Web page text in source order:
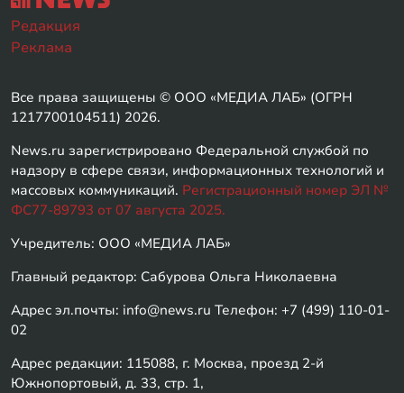
Редакция
Реклама
Все права защищены © ООО «МЕДИА ЛАБ» (ОГРН
1217700104511) 2026.
News.ru зарегистрировано Федеральной службой по
надзору в сфере связи, информационных технологий и
массовых коммуникаций. Регистрационный номер ЭЛ №
ФС77-89793 от 07 августа 2025.
Учредитель: ООО «МЕДИА ЛАБ»
Главный редактор: Сабурова Ольга Николаевна
Адрес эл.почты: info@news.ru Телефон: +7 (499) 110-01-
02
Адрес редакции: 115088, г. Москва, проезд 2-й
Южнопортовый, д. 33, стр. 1,